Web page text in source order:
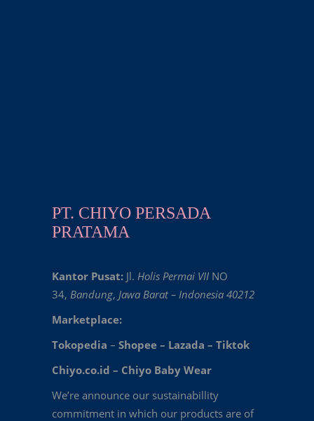
PT. CHIYO PERSADA
PRATAMA
Kantor Pusat: Jl. Holis Permai VII NO
34, Bandung, Jawa Barat – Indonesia 40212
Marketplace:
Tokopedia – Shopee – Lazada – Tiktok
Chiyo.co.id – Chiyo Baby Wear
We’re announce our sustainabillity
commitment in which our products are of